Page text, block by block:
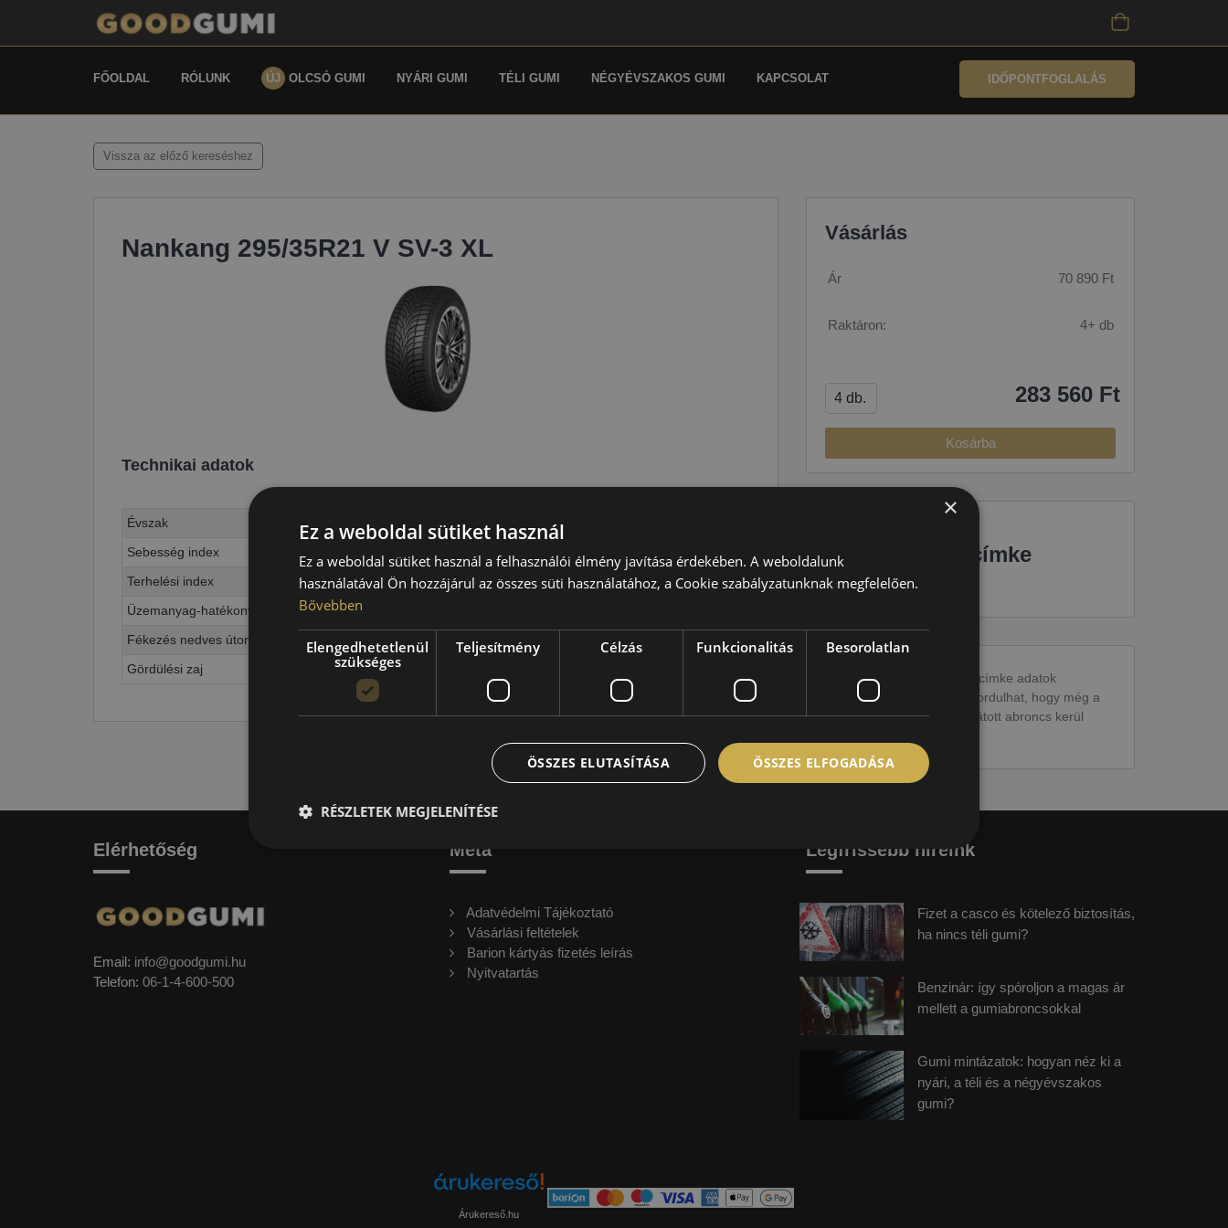
FŐOLDAL RÓLUNK ÚJ OLCSÓ GUMI NYÁRI GUMI TÉLI GUMI NÉGYÉVSZAKOS GUMI KAPCSOLAT IDŐPONTFOGLALÁS
Vissza az előző kereséshez
Nankang 295/35R21 V SV-3 XL
Technikai adatok
Évszak
Téli
Sebesség index
Terhelési index
107=975kg
Üzemanyag-hatékonyság
Fékezés nedves úton
Gördülési zaj
Vásárlás
Ár 70 890 Ft
Raktáron: 4+ db
283 560 Ft
Kosárba
EU-s abroncscímke
Figyelem a feltüntetett címke adatok
tájékoztató jellegűek. Előfordulhat, hogy még a
korábbi EU-s címkével ellátott abroncs kerül
Elérhetőség
Email: info@goodgumi.hu
Telefon: 06-1-4-600-500
Meta
Adatvédelmi Tájékoztató
Vásárlási feltételek
Barion kártyás fizetés leírás
Nyitvatartás
Legfrissebb híreink
Fizet a casco és kötelező biztosítás,
ha nincs téli gumi?
Benzinár: így spóroljon a magas ár
mellett a gumiabroncsokkal
Gumi mintázatok: hogyan néz ki a
nyári, a téli és a négyévszakos
gumi?
Árukereső.hu
×
Ez a weboldal sütiket használ
Ez a weboldal sütiket használ a felhasználói élmény javítása érdekében. A weboldalunk
használatával Ön hozzájárul az összes süti használatához, a Cookie szabályzatunknak megfelelően.
Bővebben
Elengedhetetlenül
szükséges
Teljesítmény Célzás Funkcionalitás Besorolatlan
ÖSSZES ELFOGADÁSA
ÖSSZES ELUTASÍTÁSA
RÉSZLETEK MEGJELENÍTÉSE